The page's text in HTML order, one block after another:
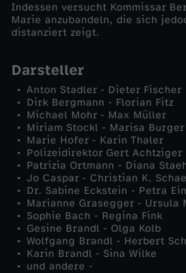
t
e
r
s
l
e
t
Indessen versucht Kommissar
Marie anzubandeln, die sich
distanziert zeigt.
Darsteller
Anton Stadler - Dieter Fischer
Dirk Bergmann - Florian Fitz
Michael Mohr - Max Müller
Miriam Stockl - Marisa Burger
Marie Hofer - Karin Thaler
Polizeidirektor Gert Achtziger
Patrizia Ortmann - Diana
Jo Caspar - Christian K.
Dr. Sabine Eckstein - Petra
Marianne Grasegger - Ursula
Sophie Bach - Regina Fink
Gesine Brandl - Olga Kolb
Wolfgang Brandl - Herbert
Karin Brandl - Sina Wilke
und andere -